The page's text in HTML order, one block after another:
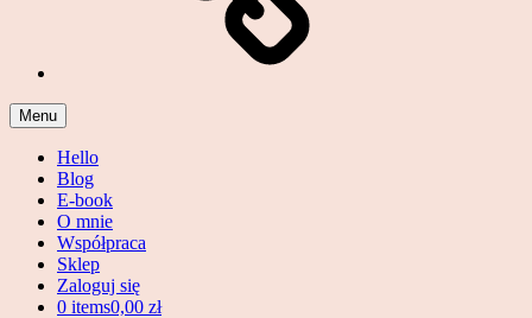
Menu
Hello
Blog
E-book
O mnie
Współpraca
Sklep
Zaloguj się
0 items0,00 zł